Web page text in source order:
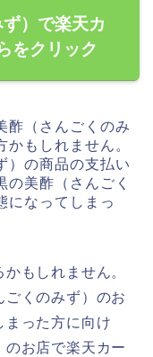
）で楽天カ
をクリック
酢（さんごくのみ
もしれません。
）の商品の支払い
美酢（さんごく
になってしまっ
もしれません。
くのみず）のお
まった方に向け
お店で楽天カー